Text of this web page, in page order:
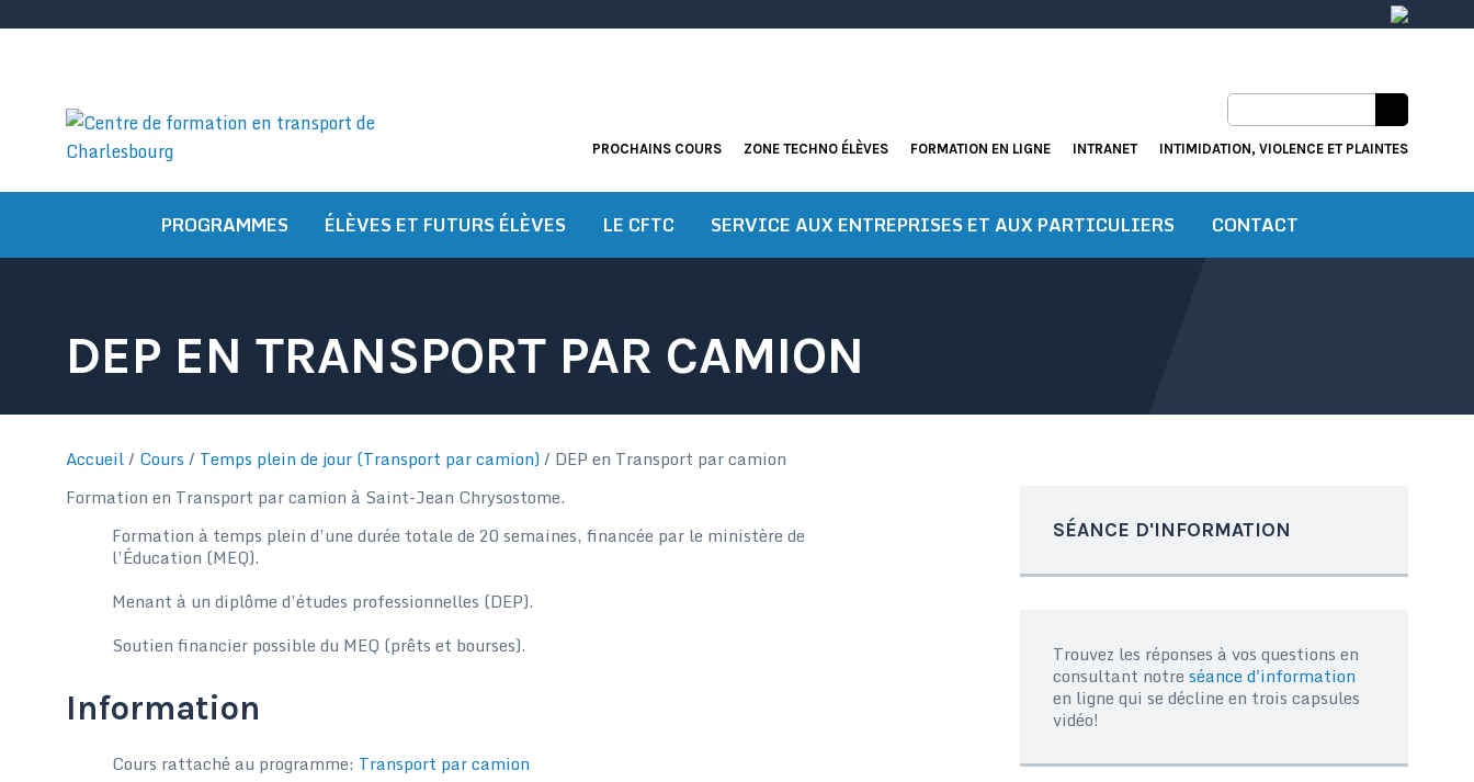
PROGRAMMES ÉLÈVES ET FUTURS ÉLÈVES LE CFTC SERVICE AUX ENTREPRISES ET AUX PARTICULIERS CONTACT
PROCHAINS COURS ZONE TECHNO ÉLÈVES FORMATION EN LIGNE INTRANET INTIMIDATION, VIOLENCE ET PLAINTES
Instagram
DEP EN TRANSPORT PAR CAMION
Accueil/ Cours / Temps plein de jour (Transport par camion) / DEP en Transport par camion
Formation en Transport par camion à Saint-Jean Chrysostome.
Formation à temps plein d’une durée totale de 20 semaines, financée par le ministère de
l’Éducation (MEQ).
Menant à un diplôme d’études professionnelles (DEP).
Soutien financier possible du MEQ (prêts et bourses).
Information
Cours rattaché au programme: Transport par camion
SÉANCE D'INFORMATION
Trouvez les réponses à vos questions en
consultant notreséance d'information
en ligne qui se décline en trois capsules
vidéo!